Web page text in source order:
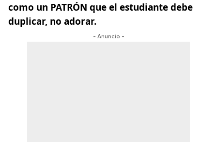
como un PATRÓN que el estudiante debe
duplicar, no adorar.
- Anuncio -